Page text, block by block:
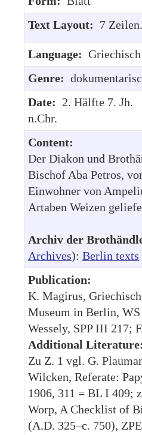
Text Layout: 7 Zeilen.
Language: Griechisch
Genre:
Date: 2. Hälfte 7. Jh.
n.Chr.
Content:
Der Diakon und
Bischof Aba Petros,
Einwohner von
Artaben Weizen
Archiv der
Archives): Berlin texts
Publication:
K. Magirus,
Museum in Berlin,
Wessely, SPP III 217;
Additional Literature:
Zu Z. 1 vgl. G.
Wilcken, Referate:
1906, 311 = BL I 409;
Worp, A Checklist of
(A.D. 325–c. 750),